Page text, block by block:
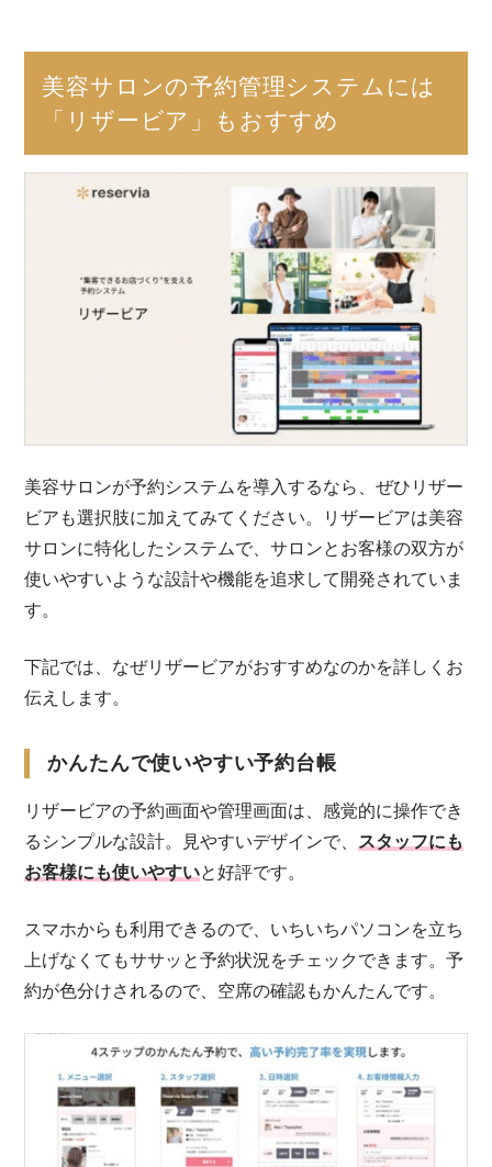
美容サロンの予約管理システムには
「リザービア」もおすすめ
美容サロンが予約システムを導入するなら、ぜひリザー
ビアも選択肢に加えてみてください。リザービアは美容
サロンに特化したシステムで、サロンとお客様の双方が
使いやすいような設計や機能を追求して開発されていま
す。
下記では、なぜリザービアがおすすめなのかを詳しくお
伝えします。
かんたんで使いやすい予約台帳
リザービアの予約画面や管理画面は、感覚的に操作でき
るシンプルな設計。見やすいデザインで、 スタッフにも
お客様にも使いやすいと好評です。
スマホからも利用できるので、いちいちパソコンを立ち
上げなくてもササッと予約状況をチェックできます。予
約が色分けされるので、空席の確認もかんたんです。